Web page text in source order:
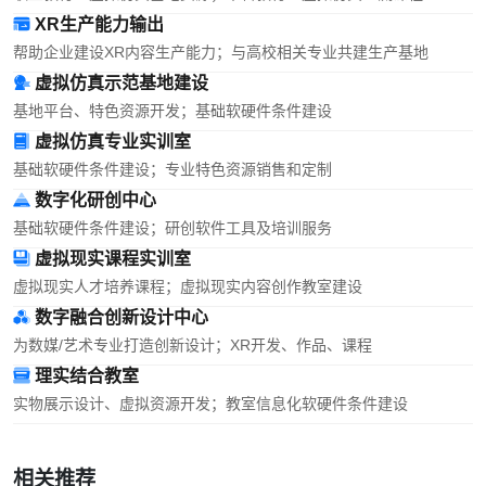
XR生产能力输出
帮助企业建设XR内容生产能力；与高校相关专业共建生产基地
虚拟仿真示范基地建设
基地平台、特色资源开发；基础软硬件条件建设
虚拟仿真专业实训室
基础软硬件条件建设；专业特色资源销售和定制
数字化研创中心
基础软硬件条件建设；研创软件工具及培训服务
虚拟现实课程实训室
虚拟现实人才培养课程；虚拟现实内容创作教室建设
数字融合创新设计中心
为数媒/艺术专业打造创新设计；XR开发、作品、课程
理实结合教室
实物展示设计、虚拟资源开发；教室信息化软硬件条件建设
相关推荐